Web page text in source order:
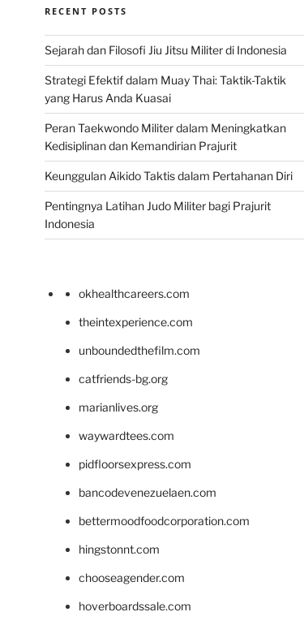
RECENT POSTS
Sejarah dan Filosofi Jiu Jitsu Militer di Indonesia
Strategi Efektif dalam Muay Thai: Taktik-Taktik
yang Harus Anda Kuasai
Peran Taekwondo Militer dalam Meningkatkan
Kedisiplinan dan Kemandirian Prajurit
Keunggulan Aikido Taktis dalam Pertahanan Diri
Pentingnya Latihan Judo Militer bagi Prajurit
Indonesia
okhealthcareers.com
theintexperience.com
unboundedthefilm.com
catfriends-bg.org
marianlives.org
waywardtees.com
pidfloorsexpress.com
bancodevenezuelaen.com
bettermoodfoodcorporation.com
hingstonnt.com
chooseagender.com
hoverboardssale.com